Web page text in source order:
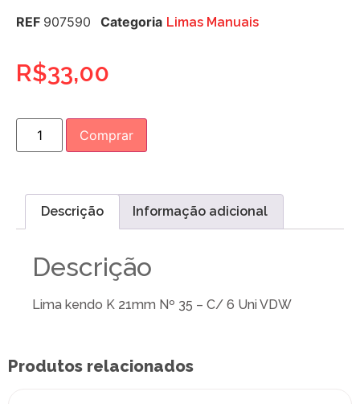
REF 907590 Categoria Limas Manuais
R$33,00
Comprar
Descrição Informação adicional
Descrição
Lima kendo K 21mm Nº 35 – C/ 6 Uni VDW
Produtos relacionados